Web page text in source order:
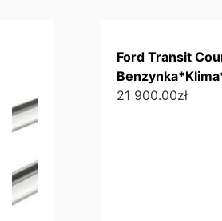
Ford Transit
21 900.00zł